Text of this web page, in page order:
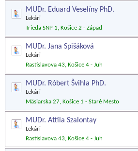
MUDr. Eduard Veselíny PhD.
Lekári
Trieda SNP 1, Košice 2 - Západ
MUDr. Jana Spišáková
Lekári
Rastislavova 43, Košice 4 - Juh
MUDr. Róbert Švihla PhD.
Lekári
Mäsiarska 27, Košice 1 - Staré Mesto
MUDr. Attila Szalontay
Lekári
Rastislavova 43, Košice 4 - Juh